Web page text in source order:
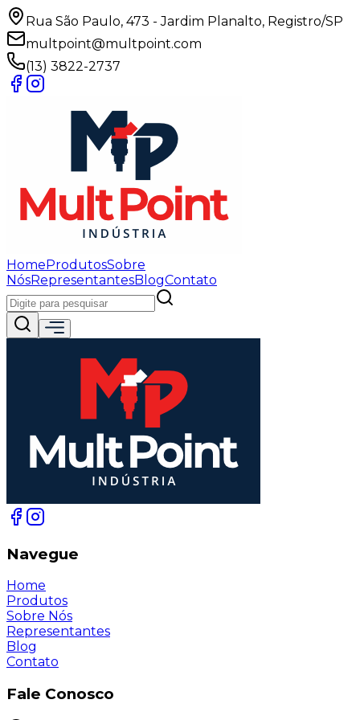
Rua São Paulo, 473 - Jardim Planalto, Registro/SP
multpoint@multpoint.com
(13) 3822-2737
HomeProdutosSobre
NósRepresentantesBlogContato
Navegue
Home
Produtos
Sobre Nós
Representantes
Blog
Contato
Fale Conosco